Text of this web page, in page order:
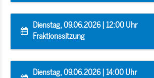
Dienstag, 09.06.2026 | 12:00 Uhr
Fraktionssitzung
Dienstag, 09.06.2026 | 14:00 Uhr